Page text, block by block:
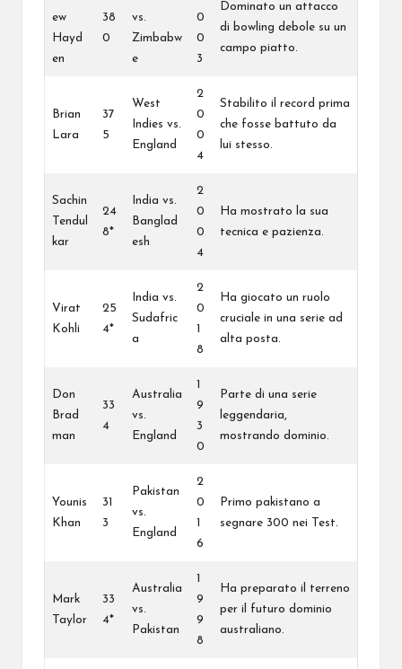
ew
Hayd
en
38
0
vs.
Zimbabw
e
0
0
3
Dominato un attacco
di bowling debole su un
campo piatto.
Brian
Lara
37
5
West
Indies vs.
England
2
0
0
4
Stabilito il record prima
che fosse battuto da
lui stesso.
Sachin
Tendul
kar
24
8*
India vs.
Banglad
esh
2
0
0
4
Ha mostrato la sua
tecnica e pazienza.
Virat
Kohli
25
4*
India vs.
Sudafric
a
2
0
8
Ha giocato un ruolo
cruciale in una serie ad
alta posta.
Don
Brad
man
33
4
Australia
vs.
England
9
3
0
Parte di una serie
leggendaria,
mostrando dominio.
Younis
Khan
31
3
Pakistan
vs.
England
2
0
6
Primo pakistano a
segnare 300 nei Test.
Mark
Taylor
33
4*
Australia
vs.
Pakistan
9
9
8
Ha preparato il terreno
per il futuro dominio
australiano.